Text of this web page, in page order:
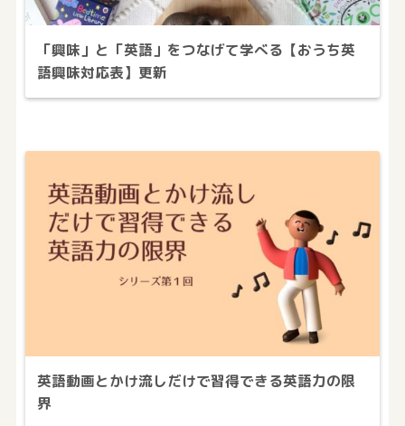
「興味」と「英語」をつなげて学べる【おうち英
語興味対応表】更新
英語動画とかけ流しだけで習得できる英語力の限
界